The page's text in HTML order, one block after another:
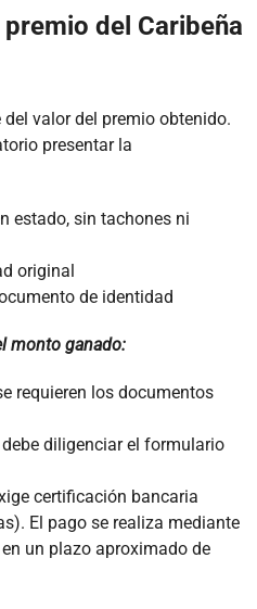
del Caribeña
del valor del premio obtenido.
presentar la
estado, sin tachones ni
original
de identidad
monto ganado:
requieren los documentos
debe diligenciar el formulario
certificación bancaria
El pago se realiza mediante
un plazo aproximado de